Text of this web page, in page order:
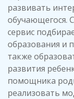
развивать
обучающегося.
сервис
образования и
также
развития
помощника
реализовать